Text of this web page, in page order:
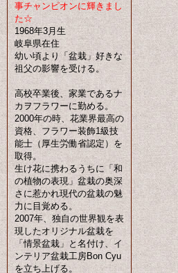
事チャンピオンに輝きまし
た☆
1968年3月生
岐阜県在住
幼い頃より「盆栽」好きな
祖父の影響を受ける。
高校卒業後、家業であるナ
カヲフラワーに勤める。
2000年の時、花業界最高の
資格、フラワー装飾1級技
能士（厚生労働省認定）を
取得。
生け花に携わるうちに「和
の植物の表現」盆栽の奥深
さに惹かれ現代の盆栽の魅
力に目覚める。
2007年、独自の世界観を表
現したオリジナル盆栽を
「情景盆栽」と名付け、イ
ンテリア盆栽工房Bon Cyu
を立ち上げる。